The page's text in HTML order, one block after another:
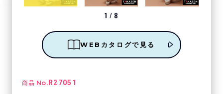
1 / 8
WEBカタログで見る
商品 No. R27051